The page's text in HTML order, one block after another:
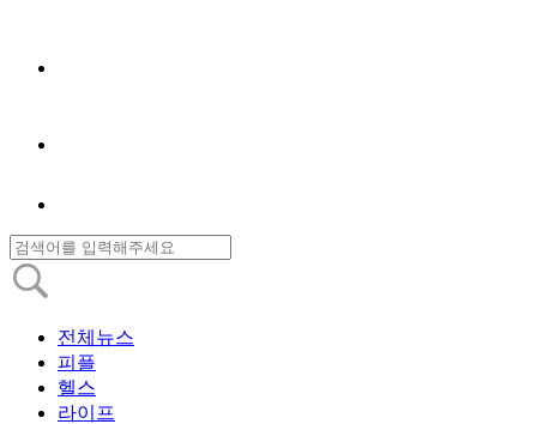
전체뉴스
피플
헬스
라이프